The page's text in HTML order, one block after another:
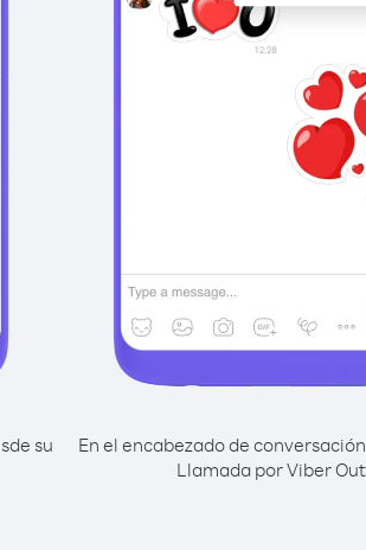
su
En el encabezado de
Llamada por Viber Out